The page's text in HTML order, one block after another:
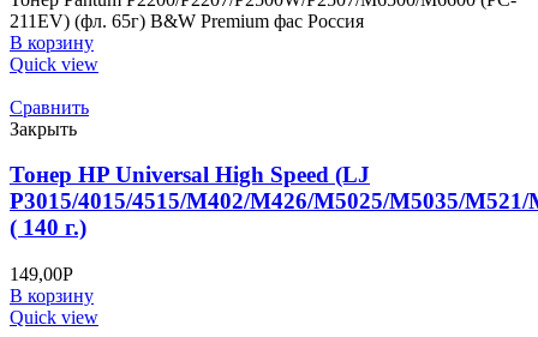
211EV) (фл. 65г) B&W Premium фас Россия
В корзину
Quick view
Сравнить
Закрыть
Тонер HP Universal High Speed (LJ
P3015/4015/4515/M402/M426/M5025/M5035/M521/
( 140 г.)
149,00Р
В корзину
Quick view